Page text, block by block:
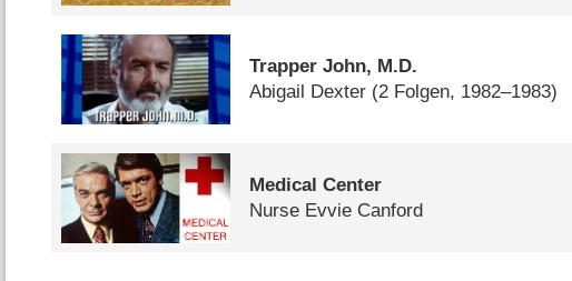
Trapper John, M.D.
Abigail Dexter (2 Folgen, 1982–1983)
Medical Center
Nurse Evvie Canford